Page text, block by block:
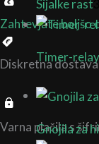
Sijalke rast
Timer-
Gnojila za
Zahtevjate boljšo
Diskretna
Varna plačila s